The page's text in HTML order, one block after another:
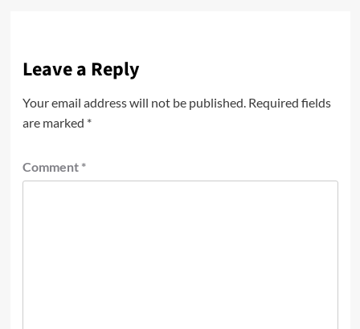
Leave a Reply
Your email address will not be published. Required fields
are marked *
Comment *